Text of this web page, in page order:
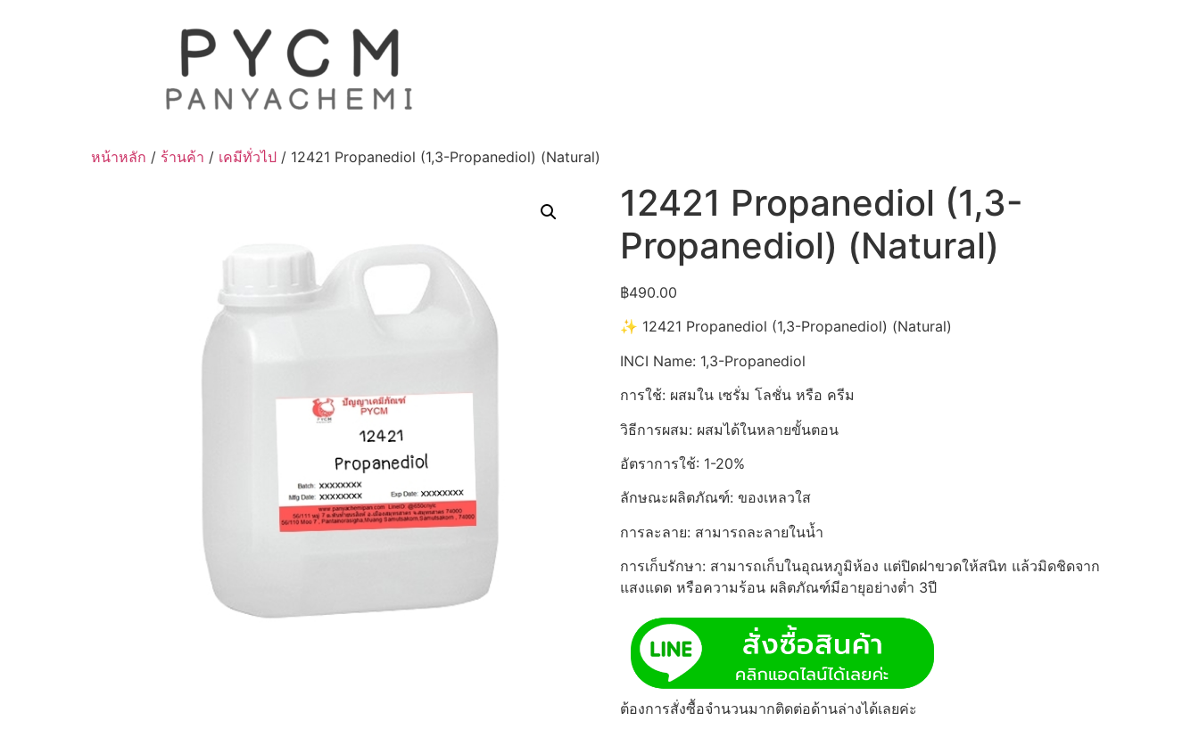
หน้าหลัก / ร้านค้า / เคมีทั่วไป / 12421 Propanediol (1,3-Propanediol) (Natural)
12421 Propanediol (1,3-
Propanediol) (Natural)
฿490.00
✨ 12421 Propanediol (1,3-Propanediol) (Natural)
INCI Name: 1,3-Propanediol
การใช้: ผสมใน เซรั่ม โลชั่น หรือ ครีม
วิธีการผสม: ผสมได้ในหลายขั้นตอน
อัตราการใช้: 1-20%
ลักษณะผลิตภัณฑ์: ของเหลวใส
การละลาย: สามารถละลายในน้ำ
การเก็บรักษา: สามารถเก็บในอุณหภูมิห้อง แต่ปิดฝาขวดให้สนิท แล้วมิดชิดจาก
แสงแดด หรือความร้อน ผลิตภัณฑ์มีอายุอย่างต่ำ 3ปี
ต้องการสั่งซื้อจำนวนมากติดต่อด้านล่างได้เลยค่ะ